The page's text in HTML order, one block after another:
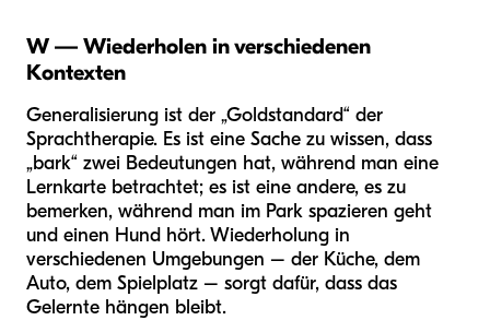
W — Wiederholen in verschiedenen
Kontexten
Generalisierung ist der „Goldstandard“ der
Sprachtherapie. Es ist eine Sache zu wissen, dass
„bark“ zwei Bedeutungen hat, während man eine
Lernkarte betrachtet; es ist eine andere, es zu
bemerken, während man im Park spazieren geht
und einen Hund hört. Wiederholung in
verschiedenen Umgebungen – der Küche, dem
Auto, dem Spielplatz – sorgt dafür, dass das
Gelernte hängen bleibt.